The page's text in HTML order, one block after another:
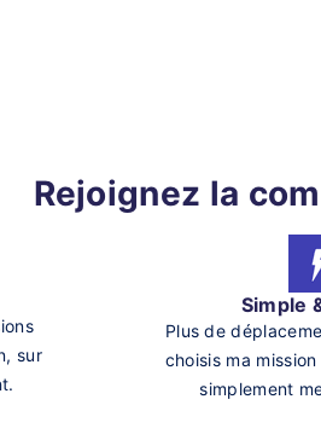
Rejoignez la
sur
Simple
Plus de
choisis ma
simplement